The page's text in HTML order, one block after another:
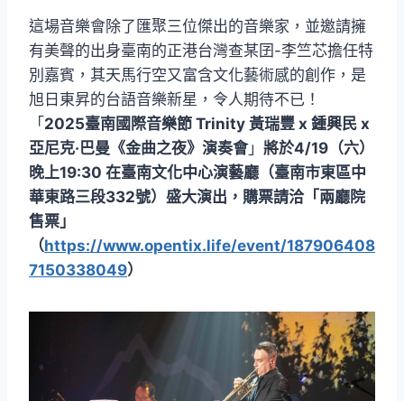
這場音樂會除了匯聚三位傑出的音樂家，並邀請擁
有美聲的出身臺南的正港台灣查某囝-李竺芯擔任特
別嘉賓，其天馬行空又富含文化藝術感的創作，是
旭日東昇的台語音樂新星，令人期待不已！
「 2025臺南國際音樂節 Trinity 黃瑞豐 x 鍾興民 x
亞尼克·巴曼《金曲之夜》演奏會」 將於4/19（六）
晚上19:30 在臺南文化中心演藝廳（臺南市東區中
華東路三段332號）盛大演出，購票請洽「兩廳院
售票」
（https://www.opentix.life/event/187906408
7150338049）